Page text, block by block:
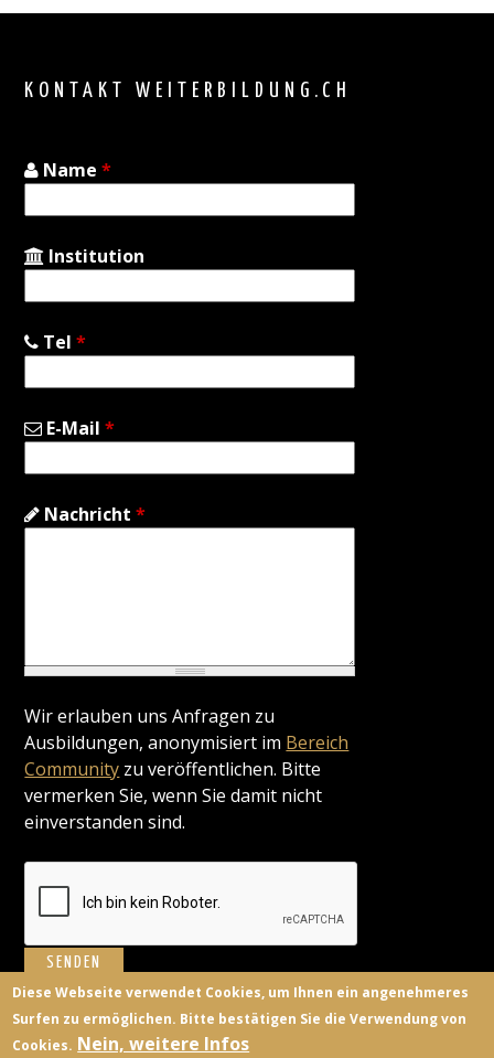
KONTAKT WEITERBILDUNG.CH
Name*
Institution
Tel*
E-Mail*
Nachricht*
Wir erlauben uns Anfragen zu
Ausbildungen, anonymisiert im Bereich
Community zu veröffentlichen. Bitte
vermerken Sie, wenn Sie damit nicht
einverstanden sind.
BILDUNGSANBIETER KONTAKT
Diese Webseite verwendet Cookies, um Ihnen ein angenehmeres
Surfen zu ermöglichen. Bitte bestätigen Sie die Verwendung von
Cookies. Nein, weitere Infos